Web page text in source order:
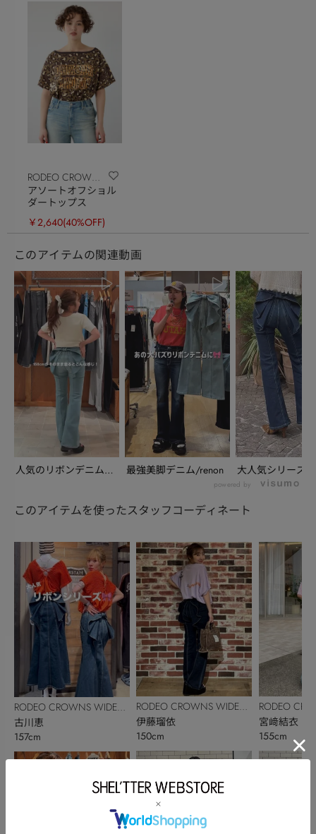
RODEO CROWNS
WIDE BOWL
アソートオフショル
ダートップス
￥2,640(40%OFF)
このアイテムの関連動画
人気のリボンデニム着
最強美脚デニム/renon
大人気シリーズ
ッグリボンフレ
powered by
このアイテムを使ったスタッフコーディネート
RODEO CROWNS WIDE
BOWL
古川恵
157cm
RODEO CROWNS WIDE
BOWL
伊藤瑠依
150cm
RODEO
BOWL
宮﨑結衣
155cm